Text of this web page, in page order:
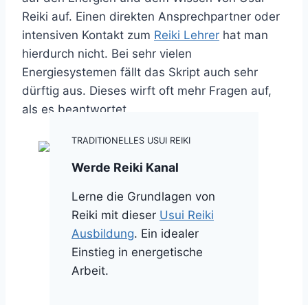
Reiki auf. Einen direkten Ansprechpartner oder
intensiven Kontakt zum Reiki Lehrer hat man
hierdurch nicht. Bei sehr vielen
Energiesystemen fällt das Skript auch sehr
dürftig aus. Dieses wirft oft mehr Fragen auf,
als es beantwortet.
TRADITIONELLES USUI REIKI
Werde Reiki Kanal
Lerne die Grundlagen von
Reiki mit dieser Usui Reiki
Ausbildung. Ein idealer
Einstieg in energetische
Arbeit.